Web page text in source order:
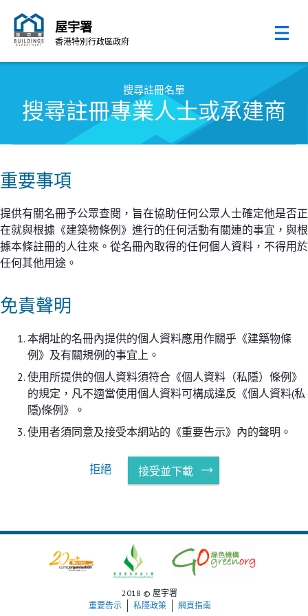
屋宇署
香港特別行政區政府
搜尋註冊名單
搜尋註冊專業人士或承建商
重要事項
提供有關名冊予公眾查閱，旨在協助任何公眾人士確定他是否正
在就與根據《建築物條例》進行的任何活動有關連的事宜，與根
據本條註冊的人往來。從名冊內取得的任何個人資料，不得用於
任何其他用途。
免責聲明
本網址的名冊內提供的個人資料應用作關乎《建築物條
例》及有關規例的事宜上。
使用所提供的個人資料須符合《個人資料（私隱）條例》
的規定，凡不適當使用個人資料可構成違反《個人資料(私
隱)條例》。
使用者須同意及接受本網站的《重要告示》內的聲明。
拒絕 接受並下載
2018 © 屋宇署
重要告示
私隱政策 網頁指南